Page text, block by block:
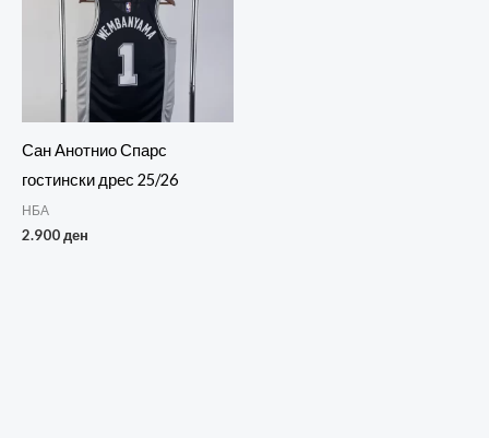
Сан Анотнио Спарс
гостински дрес 25/26
НБА
2.900ден